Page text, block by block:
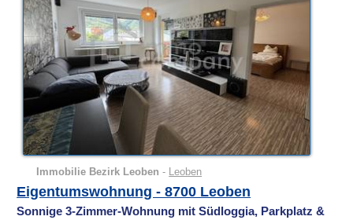
Immobilie Bezirk Leoben - Leoben
Eigentumswohnung - 8700 Leoben
Sonnige 3-Zimmer-Wohnung mit Südloggia, Parkplatz &